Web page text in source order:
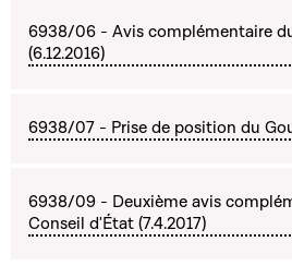
6938/06 - Avis complémentaire
(6.12.2016)
6938/07 - Prise de position du
6938/09 - Deuxième avis
Conseil d'État (7.4.2017)